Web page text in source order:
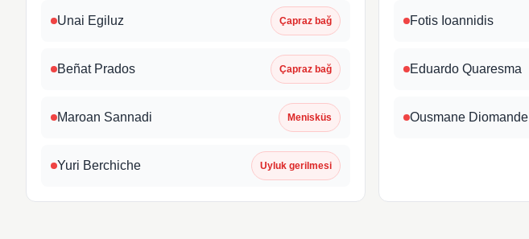
Unai Egiluz Çapraz bağ
Beñat Prados Çapraz bağ
Maroan Sannadi Menisküs
Yuri Berchiche Uyluk gerilmesi
Fotis Ioannidis
Eduardo Quaresma
Ousmane Diomande